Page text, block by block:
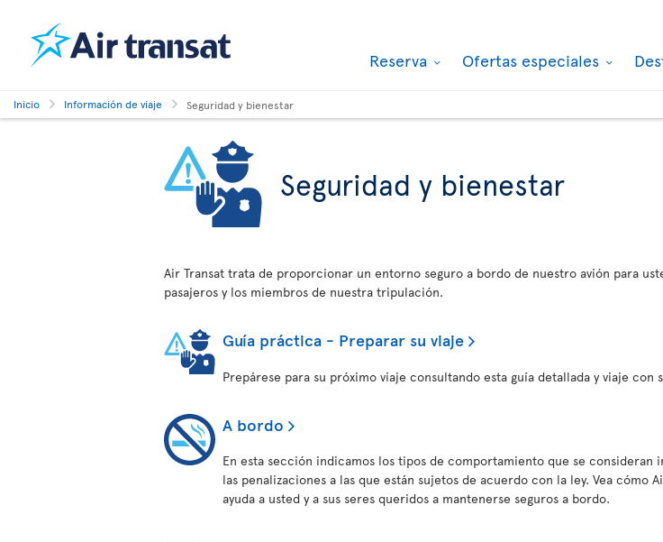
Reserva Ofertas especiales
Inicio Información de viaje Seguridad y bienestar
Seguridad y bienestar
Air Transat trata de proporcionar un entorno seguro a bordo de nuestro avión para
pasajeros y los miembros de nuestra tripulación.
Guía práctica - Preparar su viaje
Prepárese para su próximo viaje consultando esta guía detallada y viaje con
A bordo
En esta sección indicamos los tipos de comportamiento que se consideran
las penalizaciones a las que están sujetos de acuerdo con la ley. Vea cómo
ayuda a usted y a sus seres queridos a mantenerse seguros a bordo.